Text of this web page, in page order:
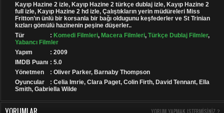
Kayıp Hazine 2 izle, Kayıp Hazine 2 türkçe dublaj izle, Kayıp Hazine 2
full izle, Kayıp Hazine 2 hd izle, Çalıştıkların yerin müdüreleri Miss
Fritton’ın ünlü bir korsanla bir bağı oldugunu keşfederler ve St Trinian
kızları gömülü hazinenin peşine düşerler..
Tür
: Komedi Filmleri, Macera Filmleri, Türkçe Dublaj Filmler,
Yabancı Filmler
Yapım
: 2009
IMDB Puanı : 5.0
Yönetmen
: Oliver Parker, Barnaby Thompson
Oyuncular
: Celia Imrie, Clara Paget, Colin Firth, David Tennant, Ella
Smith, Gabriella Wilde
YORUM YAPMAK ISTERMISINIZ ?